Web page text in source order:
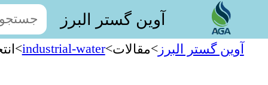
آوین گستر البرز
آوین گستر البرز>مقالات>
industrial-water
>